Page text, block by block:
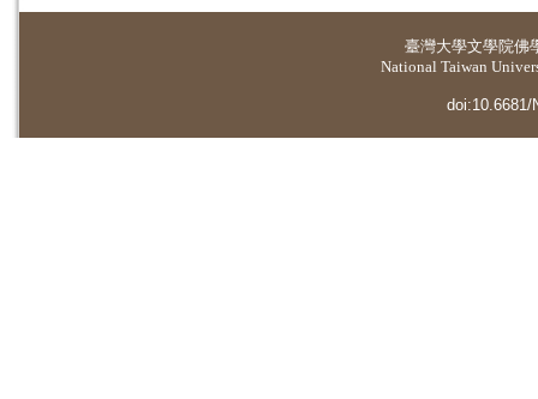
臺灣大學文學院佛
National Taiwan
doi:10.6681/